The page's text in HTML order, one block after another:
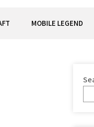
MOBILE LEGEND